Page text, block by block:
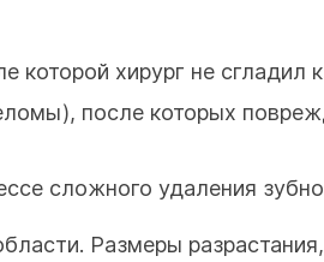
которой хирург не сгладил
после которых
сложного удаления
Размеры